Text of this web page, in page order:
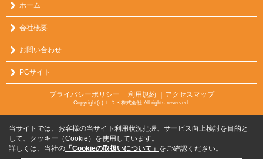
ホーム
会社概要
お問い合わせ
PCサイト
プライバシーポリシー ｜ 利用規約 ｜アクセスマップ
Copyright(c) ＬＤＫ株式会社 All rights reserved.
当サイトでは、お客様の当サイト利用状況把握、サービス向上検討を目的と
して、クッキー（Cookie）を使用しています。
詳しくは、当社の 「Cookieの取扱いについて」 をご確認ください。